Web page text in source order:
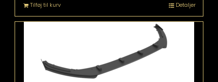
Tilføj til kurv Detaljer